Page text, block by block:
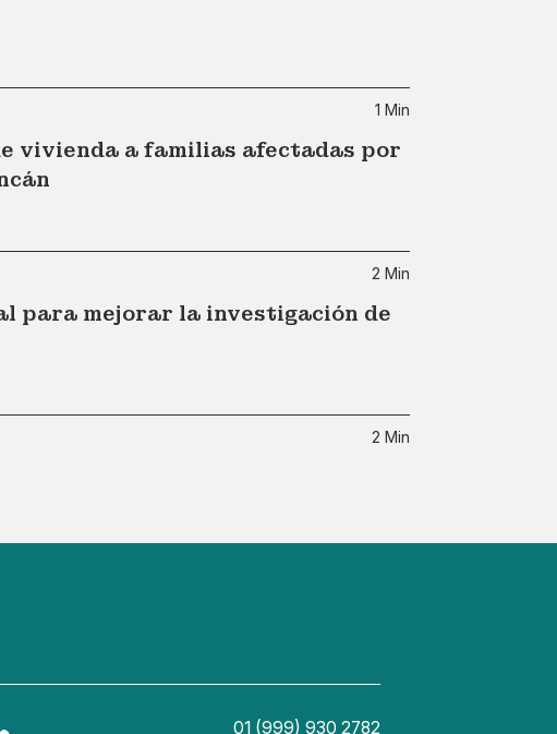
1 Min
vivienda a familias afectadas por
2 Min
para mejorar la investigación de
2 Min
01 (999) 930 2782